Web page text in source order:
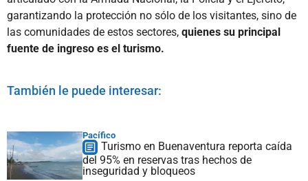
garantizando la protección no sólo de los visitantes, sino de
las comunidades de estos sectores, quienes su principal
fuente de ingreso es el turismo.
También le puede interesar:
Pacífico
Turismo en Buenaventura reporta caída
del 95% en reservas tras hechos de
inseguridad y bloqueos